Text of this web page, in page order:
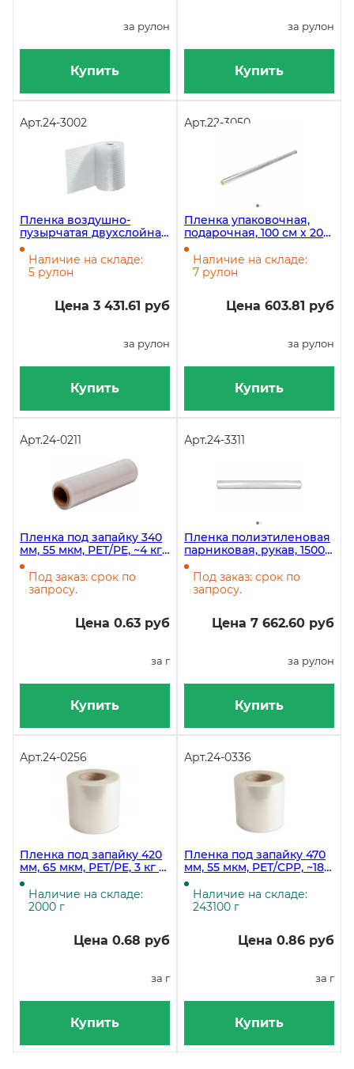
за рулон
Купить
за рулон
Купить
Арт.24-3002
Пленка воздушно-
пузырчатая двухслойная
ВП2-75, 1,5х100 м, 150 кв.м
в рулоне
Наличие на складе:
5 рулон
Цена 3 431.61 руб
за рулон
Купить
Арт.22-3050
Пленка упаковочная,
подарочная, 100 см х 20
м, 40 мкм, прозрачная
Наличие на складе:
7 рулон
Цена 603.81 руб
за рулон
Купить
Арт.24-0211
Пленка под запайку 340
мм, 55 мкм, PET/PE, ~4 кг
в рулоне
Под заказ: срок по
запросу.
Цена 0.63 руб
за г
Купить
Арт.24-3311
Пленка полиэтиленовая
парниковая, рукав, 1500
мм ширина, 80 мкм, 100
метров в рулоне
Под заказ: срок по
запросу.
Цена 7 662.60 руб
за рулон
Купить
Арт.24-0256
Пленка под запайку 420
мм, 65 мкм, PET/PE, 3 кг в
рулоне
Наличие на складе:
2000 г
Цена 0.68 руб
за г
Купить
Арт.24-0336
Пленка под запайку 470
мм, 55 мкм, PET/CPP, ~18
кг в рулоне
Наличие на складе:
243100 г
Цена 0.86 руб
за г
Купить